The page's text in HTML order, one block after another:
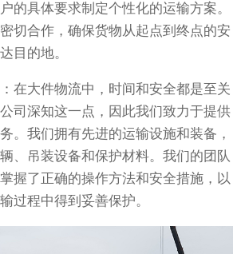
的具体要求制定个性化的运输方案。
切合作，确保货物从起点到终点的安
目的地。
大件物流中，时间和安全都是至关
司深知这一点，因此我们致力于提供
。我们拥有先进的运输设施和装备，
、吊装设备和保护材料。我们的团队
握了正确的操作方法和安全措施，以
过程中得到妥善保护。